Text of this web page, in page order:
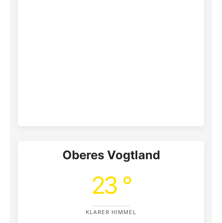
Oberes Vogtland
23 °
KLARER HIMMEL